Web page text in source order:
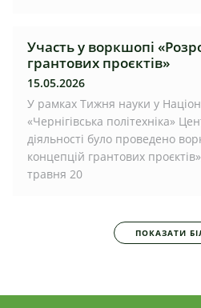
Участь у воркшопі
грантових проєктів»
15.05.2026
У рамках Тижня науки у
«Чернігівська політехніка»
діяльності було проведено
концепцій грантових
травня 20
ПОКАЗАТИ